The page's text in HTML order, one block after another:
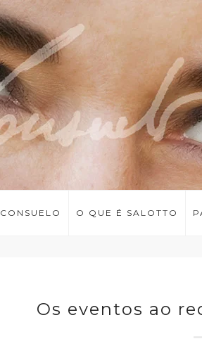
CONSUELO O QUE É SALOTTO
Os eventos ao